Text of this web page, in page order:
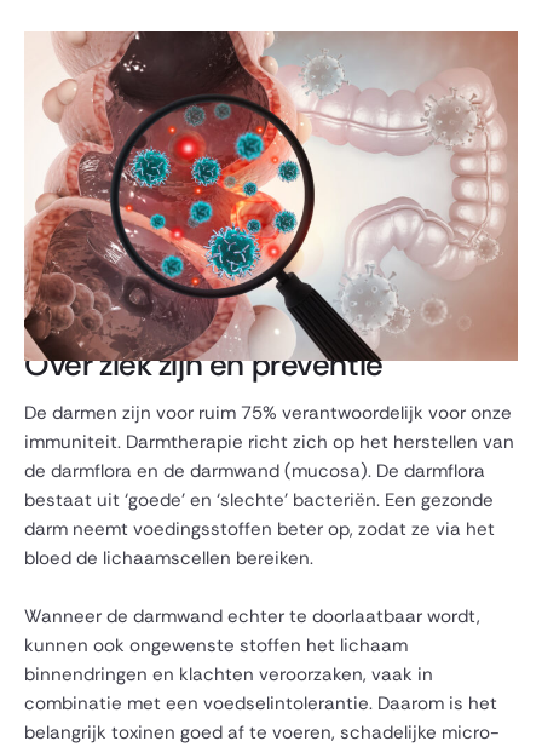
Over ziek zijn en preventie
De darmen zijn voor ruim 75% verantwoordelijk voor onze
immuniteit. Darmtherapie richt zich op het herstellen van
de darmflora en de darmwand (mucosa). De darmflora
bestaat uit ‘goede’ en ‘slechte’ bacteriën. Een gezonde
darm neemt voedingsstoffen beter op, zodat ze via het
bloed de lichaamscellen bereiken.
Wanneer de darmwand echter te doorlaatbaar wordt,
kunnen ook ongewenste stoffen het lichaam
binnendringen en klachten veroorzaken, vaak in
combinatie met een voedselintolerantie. Daarom is het
belangrijk toxinen goed af te voeren, schadelijke micro-